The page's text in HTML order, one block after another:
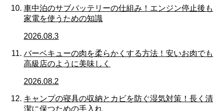
車中泊のサブバッテリーの仕組み！エンジン停止後も
家電を使うための知識
2026.08.3
バーベキューの肉を柔らかくする方法！安いお肉でも
高級店のように美味しく
2026.08.2
キャンプの寝具の収納とカビを防ぐ湿気対策！長く清
潔に保つための手入れ